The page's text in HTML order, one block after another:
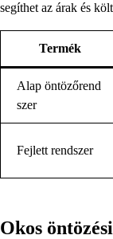
segíthet az árak és
Termék
Alap öntözőrend
szer
Fejlett rendszer
Okos